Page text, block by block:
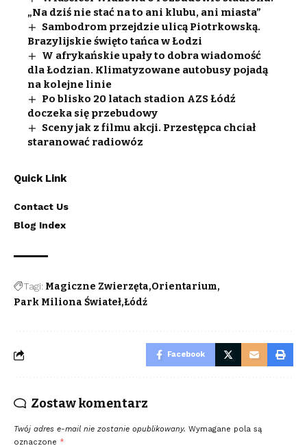
„Na dziś nie stać na to ani klubu, ani miasta”
Sambodrom przejdzie ulicą Piotrkowską.
Brazylijskie święto tańca w Łodzi
W afrykańskie upały to dobra wiadomość
dla Łodzian. Klimatyzowane autobusy pojadą
na kolejne linie
Po blisko 20 latach stadion AZS Łódź
doczeka się przebudowy
Sceny jak z filmu akcji. Przestępca chciał
staranować radiowóz
Quick Link
Contact Us
Blog Index
Tagi: Magiczne Zwierzęta Orientarium
Park Miliona Świateł Łódź
Facebook
Zostaw komentarz
Twój adres e-mail nie zostanie opublikowany. Wymagane pola są
oznaczone *